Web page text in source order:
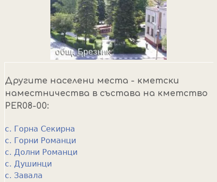
Другите населени места - кметски
наместничества в състава на кметство
PER08-00:
с. Горна Секирна
с. Горни Романци
с. Долни Романци
с. Душинци
с. Завала